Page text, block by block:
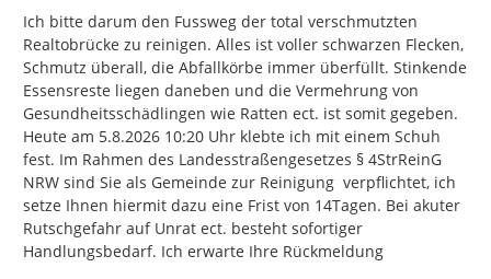
Ich bitte darum den Fussweg der total verschmutzten
Realtobrücke zu reinigen. Alles ist voller schwarzen Flecken,
Schmutz überall, die Abfallkörbe immer überfüllt. Stinkende
Essensreste liegen daneben und die Vermehrung von
Gesundheitsschädlingen wie Ratten ect. ist somit gegeben.
Heute am 5.8.2026 10:20 Uhr klebte ich mit einem Schuh
fest. Im Rahmen des Landesstraßengesetzes § 4StrReinG
NRW sind Sie als Gemeinde zur Reinigung  verpflichtet, ich
setze Ihnen hiermit dazu eine Frist von 14Tagen. Bei akuter
Rutschgefahr auf Unrat ect. besteht sofortiger
Handlungsbedarf. Ich erwarte Ihre Rückmeldung